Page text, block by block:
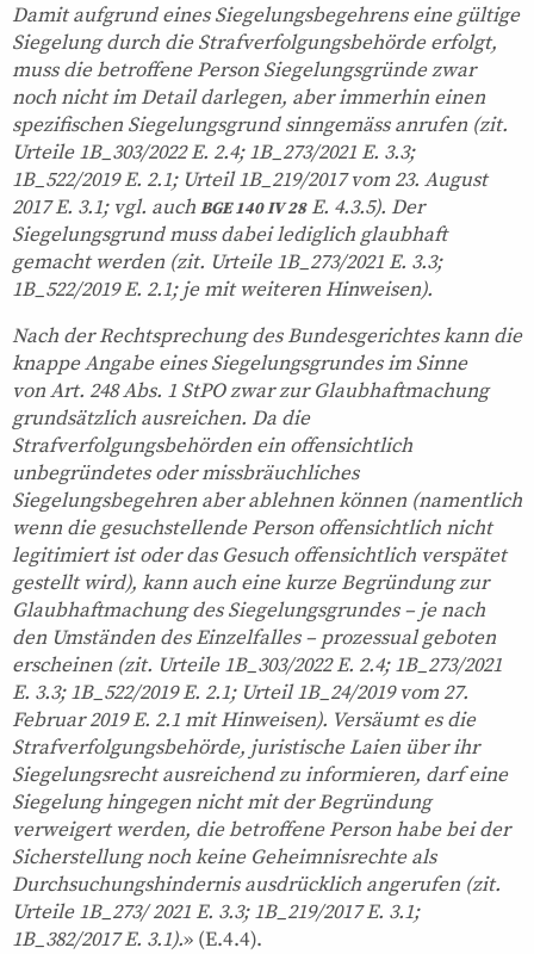
Damit aufgrund eines Siegelungsbegehrens eine gültige
Siegelung durch die Strafverfolgungsbehörde erfolgt,
muss die betroffene Person Siegelungsgründe zwar
noch nicht im Detail darlegen, aber immerhin einen
spezifischen Siegelungsgrund sinngemäss anrufen (zit.
Urteile 1B_303/2022 E. 2.4; 1B_273/2021 E. 3.3;
1B_522/2019 E. 2.1; Urteil 1B_219/2017 vom 23. August
2017 E. 3.1; vgl. auch BGE 140 IV 28E. 4.3.5). Der
Siegelungsgrund muss dabei lediglich glaubhaft
gemacht werden (zit. Urteile 1B_273/2021 E. 3.3;
1B_522/2019 E. 2.1; je mit weiteren Hinweisen).
Nach der Rechtsprechung des Bundesgerichtes kann die
knappe Angabe eines Siegelungsgrundes im Sinne
von Art. 248 Abs. 1 StPO zwar zur Glaubhaftmachung
grundsätzlich ausreichen. Da die
Strafverfolgungsbehörden ein offensichtlich
unbegründetes oder missbräuchliches
Siegelungsbegehren aber ablehnen können (namentlich
wenn die gesuchstellende Person offensichtlich nicht
legitimiert ist oder das Gesuch offensichtlich verspätet
gestellt wird), kann auch eine kurze Begründung zur
Glaubhaftmachung des Siegelungsgrundes – je nach
den Umständen des Einzelfalles – prozessual geboten
erscheinen (zit. Urteile 1B_303/2022 E. 2.4; 1B_273/2021
E. 3.3; 1B_522/2019 E. 2.1; Urteil 1B_24/2019 vom 27.
Februar 2019 E. 2.1 mit Hinweisen). Versäumt es die
Strafverfolgungsbehörde, juristische Laien über ihr
Siegelungsrecht ausreichend zu informieren, darf eine
Siegelung hingegen nicht mit der Begründung
verweigert werden, die betroffene Person habe bei der
Sicherstellung noch keine Geheimnisrechte als
Durchsuchungshindernis ausdrücklich angerufen (zit.
Urteile 1B_273/ 2021 E. 3.3; 1B_219/2017 E. 3.1;
1B_382/2017 E. 3.1).» (E.4.4).